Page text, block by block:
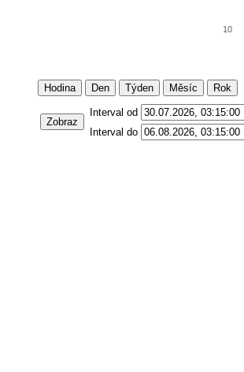
10
Hodina Den Týden Měsíc Rok
Zobraz
Interval od
Interval do